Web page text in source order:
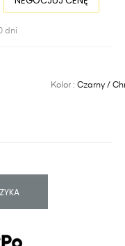
dni
Kolor :Czarny /